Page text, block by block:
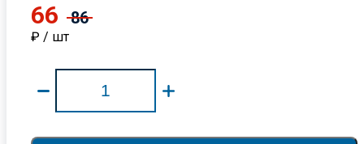
66 86
₽ / шт